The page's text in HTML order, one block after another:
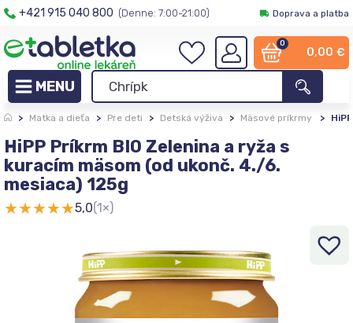
+421 915 040 800 (Denne: 7:00-21:00) Doprava a platba
0
0,00 €
> Matka a dieťa > Pre deti > Detská výživa > Mäsové príkrmy >
HiPP Príkrm BIO Zelenina a ryža s
kuracím mäsom (od ukonč. 4./6.
mesiaca) 125g
★★★★★5,0(1×)